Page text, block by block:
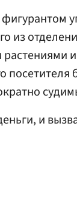
фигурантом
из
посетителя
и